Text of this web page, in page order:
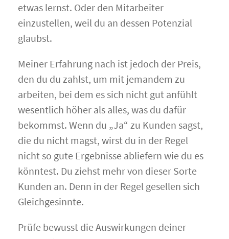
etwas lernst. Oder den Mitarbeiter
einzustellen, weil du an dessen Potenzial
glaubst.
Meiner Erfahrung nach ist jedoch der Preis,
den du du zahlst, um mit jemandem zu
arbeiten, bei dem es sich nicht gut anfühlt
wesentlich höher als alles, was du dafür
bekommst. Wenn du „Ja“ zu Kunden sagst,
die du nicht magst, wirst du in der Regel
nicht so gute Ergebnisse abliefern wie du es
könntest. Du ziehst mehr von dieser Sorte
Kunden an. Denn in der Regel gesellen sich
Gleichgesinnte.
Prüfe bewusst die Auswirkungen deiner